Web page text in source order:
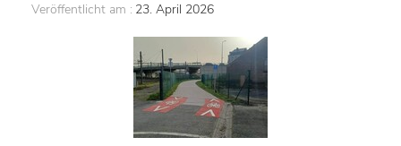
Veröffentlicht am : 23. April 2026